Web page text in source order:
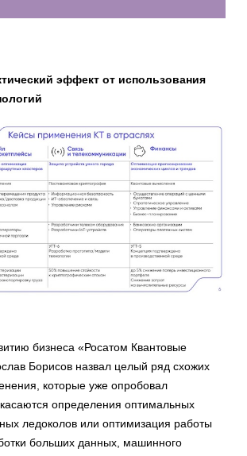
эффект от использования
бизнеса «Росатом Квантовые
Борисов назвал целый ряд схожих
которые уже опробовал
определения оптимальных
ледоколов или оптимизация работы
больших данных, машинного